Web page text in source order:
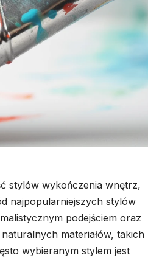
stylów wykończenia wnętrz,
najpopularniejszych stylów
podejściem oraz
materiałów, takich
wybieranym stylem jest